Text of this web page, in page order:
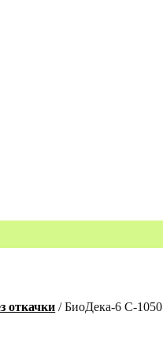
откачки / БиоДека-6 С-1050